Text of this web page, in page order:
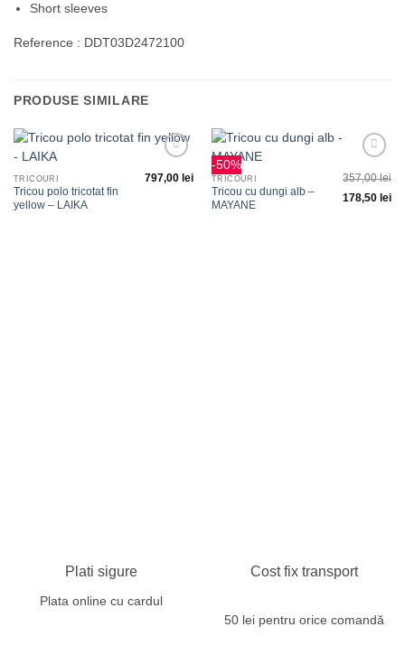
Short sleeves
Reference : DDT03D2472100
PRODUSE SIMILARE
la
TRICOURI
Tricou polo tricotat fin
yellow – LAIKA
797,00 lei
-50%
la
TRICOURI
Tricou cu dungi alb –
MAYANE
357,00lei
178,50 lei
Plati sigure
Plata online cu cardul
Cost fix transport
50 lei pentru orice comandă